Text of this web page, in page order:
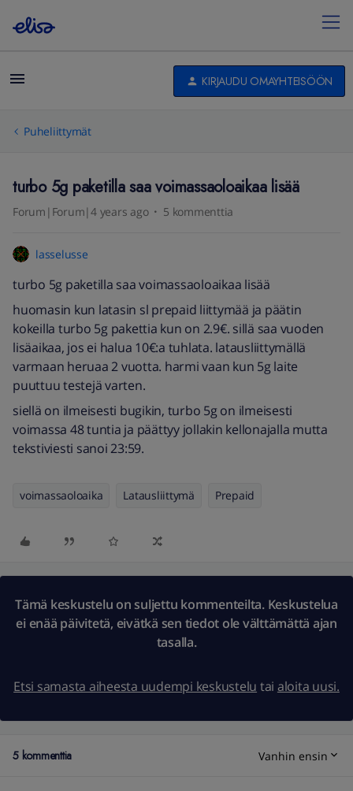
KIRJAUDU OMAYHTEISÖÖN
Puheliittymät
turbo 5g paketilla saa voimassaoloaikaa lisää
Forum|Forum|4 years ago 5 kommenttia
lasselusse
turbo 5g paketilla saa voimassaoloaikaa lisää
huomasin kun latasin sl prepaid liittymää ja päätin
kokeilla turbo 5g pakettia kun on 2.9€. sillä saa vuoden
lisäaikaa, jos ei halua 10€:a tuhlata. latausliittymällä
varmaan heruaa 2 vuotta. harmi vaan kun 5g laite
puuttuu testejä varten.
siellä on ilmeisesti bugikin, turbo 5g on ilmeisesti
voimassa 48 tuntia ja päättyy jollakin kellonajalla mutta
tekstiviesti sanoi 23:59.
voimassaoloaika Latausliittymä Prepaid
Tämä keskustelu on suljettu kommenteilta. Keskustelua
ei enää päivitetä, eivätkä sen tiedot ole välttämättä ajan
tasalla.
Etsi samasta aiheesta uudempi keskustelu tai aloita uusi.
5 kommenttia Vanhin ensin